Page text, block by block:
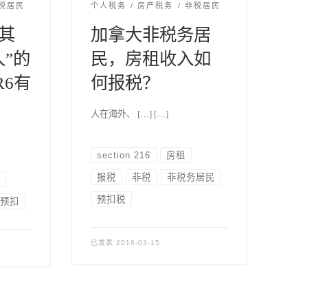
居民
”的
有
预扣
个人税务 房产税务 非税居民
加拿大非税务居
民，房租收入如
何报税？
人在海外、 […] […]
section 216 房租
报税 非税 非税务居民
预扣税
已发表 2016-03-15